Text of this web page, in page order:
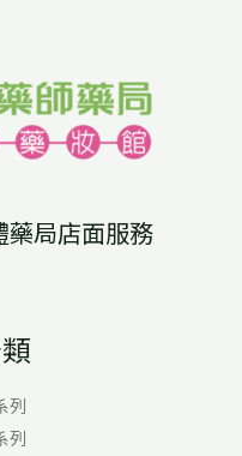
藥局店面服務
列
列